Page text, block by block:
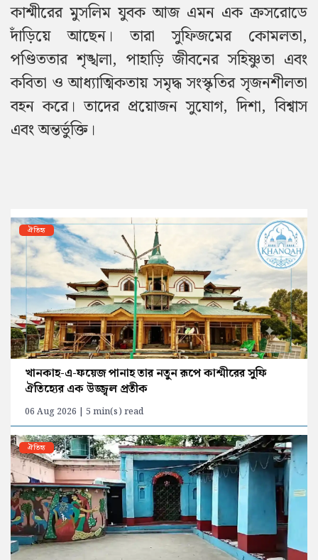
কাশ্মীরের মুসলিম যুবক আজ এমন এক ক্রসরোডে
দাঁড়িয়ে আছেন। তারা সুফিজমের কোমলতা,
পণ্ডিততার শৃঙ্খলা, পাহাড়ি জীবনের সহিষ্ণুতা এবং
কবিতা ও আধ্যাত্মিকতায় সমৃদ্ধ সংস্কৃতির সৃজনশীলতা
বহন করে। তাদের প্রয়োজন সুযোগ, দিশা, বিশ্বাস
এবং অন্তর্ভুক্তি।
ঐতিহ্য
খানকাহ-এ-ফয়েজ পানাহ তার নতুন রূপে কাশ্মীরের সুফি
ঐতিহ্যের এক উজ্জ্বল প্রতীক
06 Aug 2026 | 5 min(s) read
ঐতিহ্য